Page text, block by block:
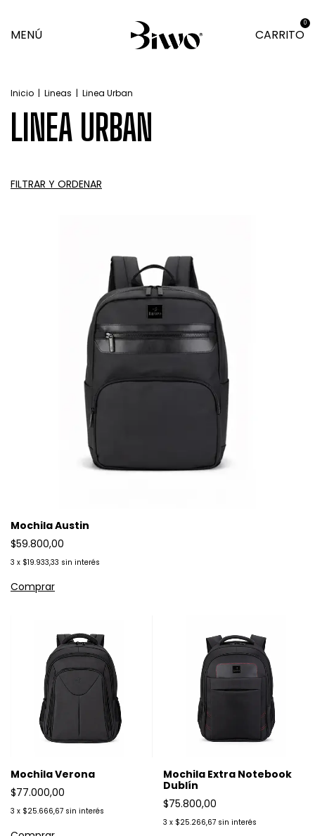
MENÚ CARRITO
0
Inicio | Lineas | Linea Urban
LINEA URBAN
FILTRAR Y ORDENAR
Mochila Austin
$59.800,00
3 x $19.933,33 sin interés
Mochila Verona
$77.000,00
3 x $25.666,67 sin interés
Mochila Extra Notebook
Dublín
$75.800,00
3 x $25.266,67 sin interés